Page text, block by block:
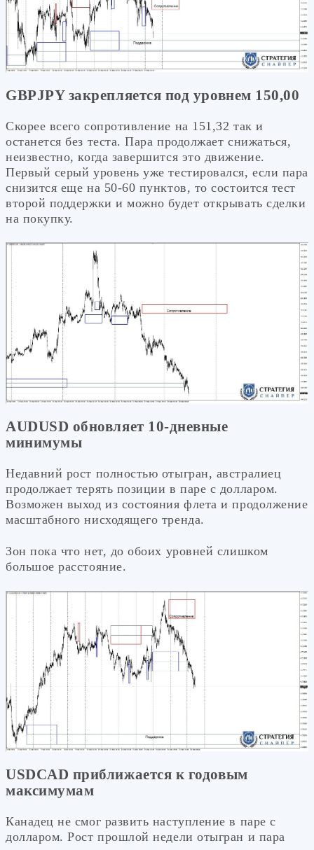
GBPJPY закрепляется под уровнем 150,00
Скорее всего сопротивление на 151,32 так и
останется без теста. Пара продолжает снижаться,
неизвестно, когда завершится это движение.
Первый серый уровень уже тестировался, если пара
снизится еще на 50-60 пунктов, то состоится тест
второй поддержки и можно будет открывать сделки
на покупку.
AUDUSD обновляет 10-дневные
минимумы
Недавний рост полностью отыгран, австралиец
продолжает терять позиции в паре с долларом.
Возможен выход из состояния флета и продолжение
масштабного нисходящего тренда.
Зон пока что нет, до обоих уровней слишком
большое расстояние.
USDCAD приближается к годовым
максимумам
Канадец не смог развить наступление в паре с
долларом. Рост прошлой недели отыгран и пара